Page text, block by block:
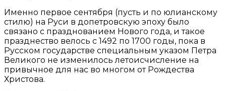
Именно первое сентября (пусть и по юлианскому
стилю) на Руси в допетровскую эпоху было
связано с празднованием Нового года, и такое
празднество велось с 1492 по 1700 годы, пока в
Русском государстве специальным указом Петра
Великого не изменилось летоисчисление на
привычное для нас во многом от Рождества
Христова.